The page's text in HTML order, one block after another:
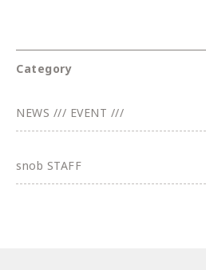
Category
NEWS /// EVENT ///
snob STAFF